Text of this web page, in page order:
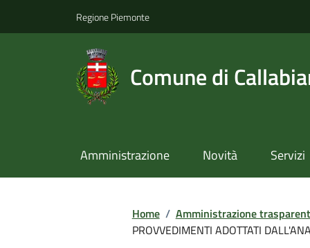
Regione Piemonte
Comune di
Amministrazione Novità Servizi
Home / Amministrazione
PROVVEDIMENTI ADOTTATI